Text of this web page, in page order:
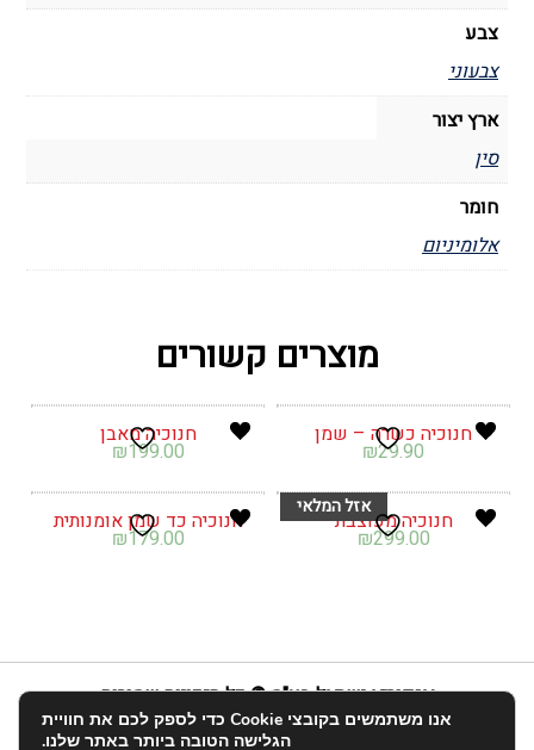
צבע
צבעוני
ארץ יצור
סין
חומר
אלומיניום
מוצרים קשורים
חנוכיה כשרה – שמן
₪29.90
חנוכיה מאבן
₪199.00
חנוכיה מעוצבת
₪299.00
חנוכיה כד שמן אומנותית
₪179.00
אנפוריא ישראל בע"מ © כל הזכויות שמורות
03-683-2022
info@enforia.co.il
אנו משתמשים בקובצי Cookie כדי לספק לכם את חוויית
הגלישה הטובה ביותר באתר שלנו.